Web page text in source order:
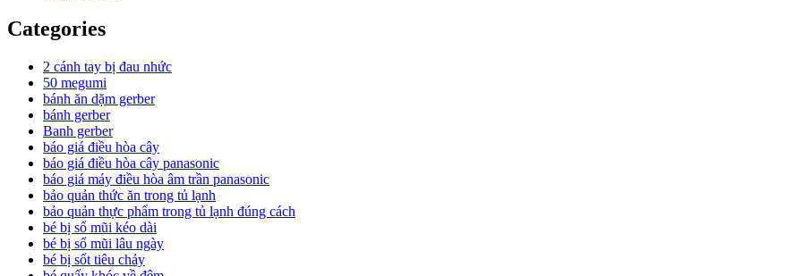
Categories
2 cánh tay bị đau nhức
50 megumi
bánh ăn dặm gerber
bánh gerber
Banh gerber
báo giá điều hòa cây
báo giá điều hòa cây panasonic
báo giá máy điều hòa âm trần panasonic
bảo quản thức ăn trong tủ lạnh
bảo quản thực phẩm trong tủ lạnh đúng cách
bé bị sổ mũi kéo dài
bé bị sổ mũi lâu ngày
bé bị sốt tiêu chảy